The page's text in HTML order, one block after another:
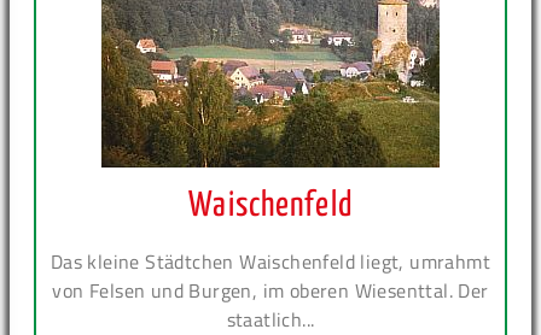
Waischenfeld
Das kleine Städtchen Waischenfeld liegt, umrahmt
von Felsen und Burgen, im oberen Wiesenttal. Der
staatlich...